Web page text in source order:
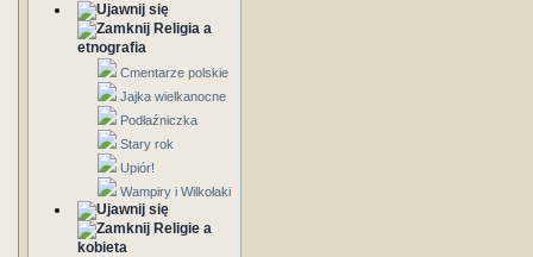
Religia a
etnografia
Cmentarze polskie
Jajka wielkanocne
Podłaźniczka
Stary rok
Upiór!
Wampiry i Wilkołaki
Religie a
kobieta